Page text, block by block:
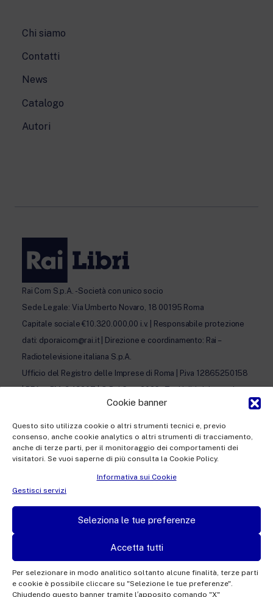
Cookie banner
Questo sito utilizza cookie o altri strumenti tecnici e, previo
consenso, anche cookie analytics o altri strumenti di tracciamento,
anche di terze parti, per il monitoraggio dei comportamenti dei
visitatori. Se vuoi saperne di più consulta la Cookie Policy.
Informativa sui Cookie
Gestisci servizi
Seleziona le tue preferenze
Accetta tutti
Per selezionare in modo analitico soltanto alcune finalità, terze parti
e cookie è possibile cliccare su "Selezione le tue preferenze".
Chiudendo questo banner tramite l′apposito comando "X"
Chi siamo
Contatti
News
Catalogo
Autori
Rai Com S.p.A. - Società con unico socio
Sede Legale: Via Umberto Novaro, 18 00195 Roma
Capitale sociale €10.320.000,00 i.v. | Responsabile protezione
dati: dporaicom@rai.it | Direzione e coordinamento: Rai –
Radiotelevisione italiana S.p.A.
Ufficio del Registro delle Imprese di Roma | P.iva 12865250158
| REA n. RM- 949207 | © Rai Com 2026 - Tutti i diritti riservati
Facebook Twitter Instagram LinkedIn
Privacy Policy
This site is protected by reCAPTCHA and the GooglePrivacy PolicyandTerms of